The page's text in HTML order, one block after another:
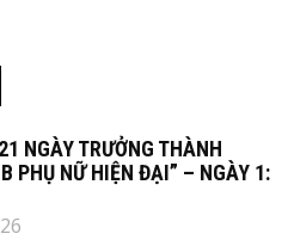
NGÀY TRƯỞNG THÀNH
PHỤ NỮ HIỆN ĐẠI” – NGÀY 1: